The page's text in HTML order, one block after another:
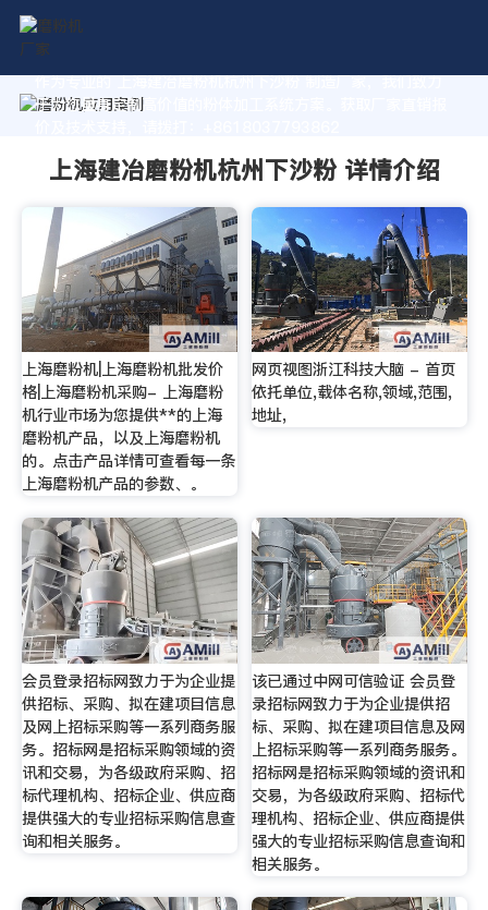
作为专业的 上海建冶磨粉机杭州下沙粉 制造厂家，我们致力
于为您量身定制高价值的粉体加工系统方案。获取厂家直销报
上海建冶磨粉机杭州下沙粉 详情介绍
上海磨粉机|上海磨粉机批发价
格|上海磨粉机采购- 上海磨粉
机行业市场为您提供**的上海
磨粉机产品，以及上海磨粉机
的。点击产品详情可查看每一条
上海磨粉机产品的参数、。
网页视图浙江科技大脑 - 首页
依托单位,载体名称,领域,范围,
地址,
会员登录招标网致力于为企业提
供招标、采购、拟在建项目信息
及网上招标采购等一系列商务服
务。招标网是招标采购领域的资
讯和交易，为各级政府采购、招
标代理机构、招标企业、供应商
提供强大的专业招标采购信息查
询和相关服务。
该已通过中网可信验证 会员登
录招标网致力于为企业提供招
标、采购、拟在建项目信息及网
上招标采购等一系列商务服务。
招标网是招标采购领域的资讯和
交易，为各级政府采购、招标代
理机构、招标企业、供应商提供
强大的专业招标采购信息查询和
相关服务。